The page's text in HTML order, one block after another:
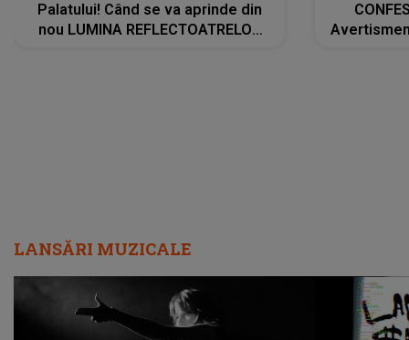
Palatului! Când se va aprinde din
nou LUMINA REFLECTOATRELOR
LANSĂRI MUZICALE